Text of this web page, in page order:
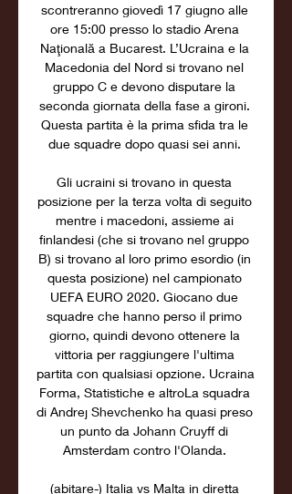
scontreranno giovedì 17 giugno alle
ore 15:00 presso lo stadio Arena
Naţională a Bucarest. L’Ucraina e la
Macedonia del Nord si trovano nel
gruppo C e devono disputare la
seconda giornata della fase a gironi.
Questa partita è la prima sfida tra le
due squadre dopo quasi sei anni.
Gli ucraini si trovano in questa
posizione per la terza volta di seguito
mentre i macedoni, assieme ai
finlandesi (che si trovano nel gruppo
B) si trovano al loro primo esordio (in
questa posizione) nel campionato
UEFA EURO 2020. Giocano due
squadre che hanno perso il primo
giorno, quindi devono ottenere la
vittoria per raggiungere l'ultima
partita con qualsiasi opzione. Ucraina
Forma, Statistiche e altroLa squadra
di Andrej Shevchenko ha quasi preso
un punto da Johann Cruyff di
Amsterdam contro l'Olanda.
(abitare-) Italia vs Malta in diretta